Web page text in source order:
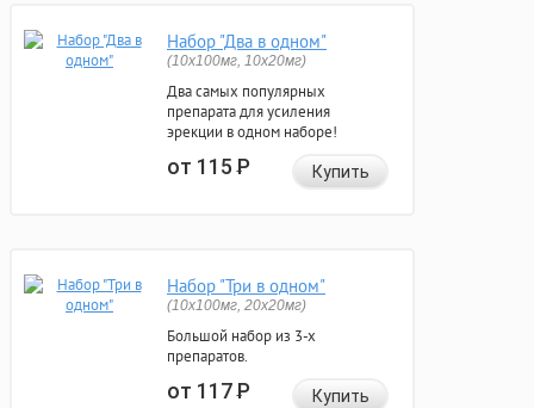
Набор "Два в одном"
(10x100мг, 10x20мг)
Два самых популярных
препарата для усиления
эрекции в одном наборе!
от 115Р Купить
Набор "Три в одном"
(10x100мг, 20x20мг)
Большой набор из 3-х
препаратов.
от 117Р Купить